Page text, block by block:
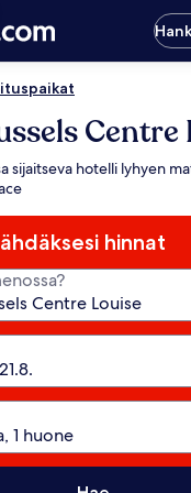
Centre
sijaitseva hotelli lyhyen
hinnat